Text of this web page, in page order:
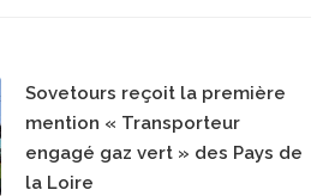
Sovetours reçoit la première
mention « Transporteur
engagé gaz vert » des Pays de
la Loire